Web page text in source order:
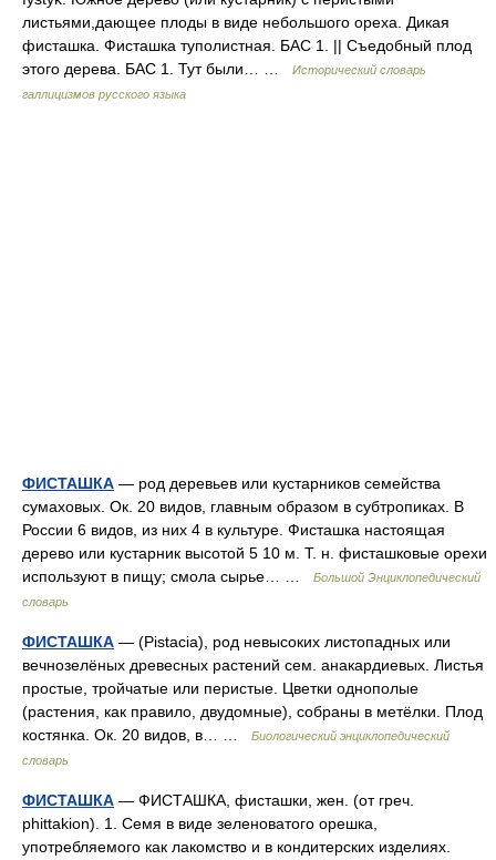
листьями,дающее плоды в виде небольшого ореха. Дикая
фисташка. Фисташка туполистная. БАС 1. || Съедобный плод
этого дерева. БАС 1. Тут были… …
Исторический словарь
галлицизмов русского языка
ФИСТАШКА — род деревьев или кустарников семейства
сумаховых. Ок. 20 видов, главным образом в субтропиках. В
России 6 видов, из них 4 в культуре. Фисташка настоящая
дерево или кустарник высотой 5 10 м. Т. н. фисташковые орехи
используют в пищу; смола сырье… …
Большой Энциклопедический
словарь
ФИСТАШКА — (Pistacia), род невысоких листопадных или
вечнозелёных древесных растений сем. анакардиевых. Листья
простые, тройчатые или перистые. Цветки однополые
(растения, как правило, двудомные), собраны в метёлки. Плод
костянка. Ок. 20 видов, в… …
Биологический энциклопедический
словарь
ФИСТАШКА — ФИСТАШКА, фисташки, жен. (от греч.
phittakion). 1. Семя в виде зеленоватого орешка,
употребляемого как лакомство и в кондитерских изделиях.